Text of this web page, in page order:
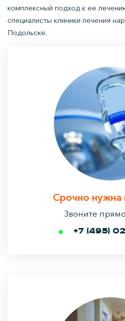
комплексный подход к ее
специалисты клиники лечения
Подольске.
Срочно
Звоните
+7 (495)